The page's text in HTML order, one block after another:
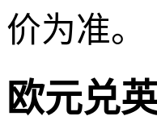
价为准。
欧元兑